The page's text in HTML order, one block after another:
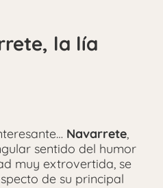
la lía
Navarrete,
sentido del humor
muy extrovertida, se
de su principal